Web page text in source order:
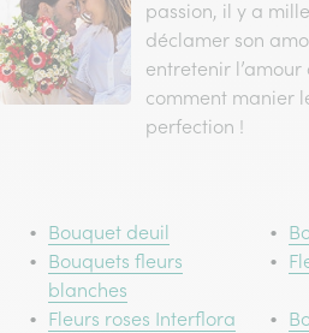
passion, il y a
déclamer son
entretenir
comment manier
perfection !
Bouquet deuil
Bouquets fleurs
blanches
Fleurs roses Interflora